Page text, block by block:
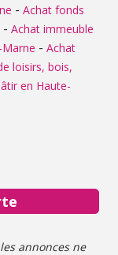
- Achat fonds
- Achat immeuble
- Achat
loisirs, bois,
en Haute-
annonces ne